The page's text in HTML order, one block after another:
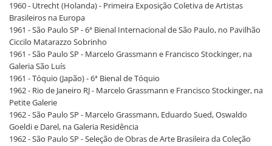
1960 - Utrecht (Holanda) - Primeira Exposição Coletiva de Artistas
Brasileiros na Europa
1961 - São Paulo SP - 6ª Bienal Internacional de São Paulo, no Pavilhão
Ciccilo Matarazzo Sobrinho
1961 - São Paulo SP - Marcelo Grassmann e Francisco Stockinger, na
Galeria São Luís
1961 - Tóquio (Japão) - 6ª Bienal de Tóquio
1962 - Rio de Janeiro RJ - Marcelo Grassmann e Francisco Stockinger, na
Petite Galerie
1962 - São Paulo SP - Marcelo Grassmann, Eduardo Sued, Oswaldo
Goeldi e Darel, na Galeria Residência
1962 - São Paulo SP - Seleção de Obras de Arte Brasileira da Coleção